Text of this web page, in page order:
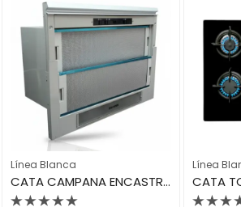
Línea Blanca
CATA CAMPANA ENCASTRABLE LINEA TF-5260
Línea